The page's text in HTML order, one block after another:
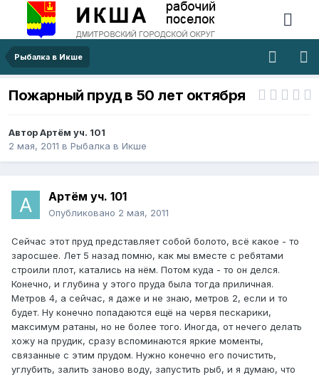
Рыбалка в Икше
Пожарный пруд в 50 лет октября
АвторАртём уч. 101
2 мая, 2011 в Рыбалка в Икше
Артём уч. 101
Опубликовано 2 мая, 2011
Сейчас этот пруд представляет собой болото, всё какое - то
заросшее. Лет 5 назад помню, как мы вместе с ребятами
строили плот, катались на нём. Потом куда - то он делся.
Конечно, и глубина у этого пруда была тогда приличная.
Метров 4, а сейчас, я даже и не знаю, метров 2, если и то
будет. Ну конечно попадаются ещё на червя пескарики,
максимум ратаны, но не более того. Иногда, от нечего делать
хожу на прудик, сразу вспоминаются яркие моменты,
связанные с этим прудом. Нужно конечно его почистить,
углубить, залить заново воду, запустить рыб, и я думаю, что